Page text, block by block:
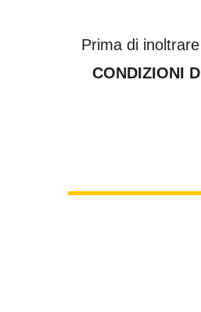
Prima di
CONDIZIONI